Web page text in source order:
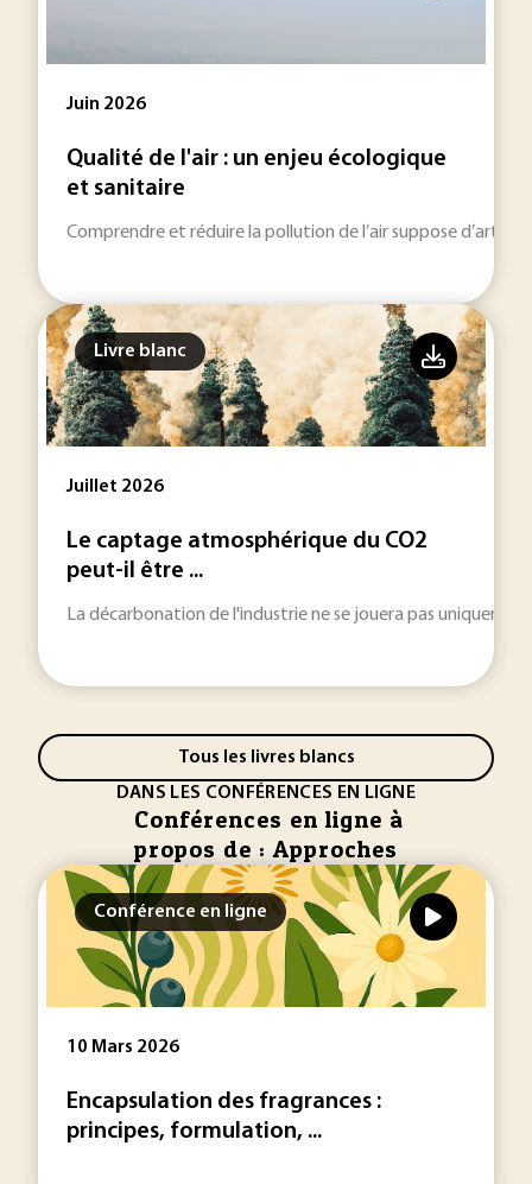
Juin 2026
Qualité de l'air : un enjeu écologique
et sanitaire
Comprendre et réduire la pollution de l’air suppose
Livre blanc
Juillet 2026
Le captage atmosphérique du CO2
peut-il être ...
La décarbonation de l'industrie ne se jouera pas
Tous les livres blancs
DANS LES CONFÉRENCES EN LIGNE
Conférences en ligne à
propos de : Approches
Conférence en ligne
10 Mars 2026
Encapsulation des fragrances :
principes, formulation, ...